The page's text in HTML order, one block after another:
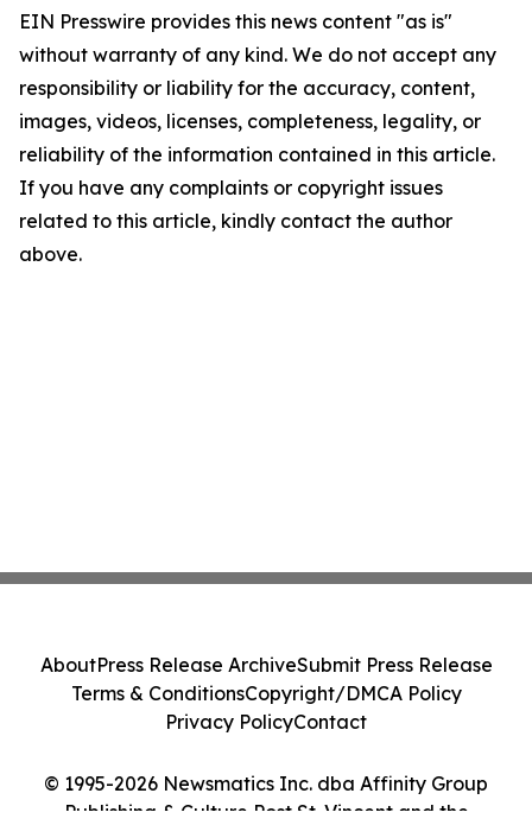
EIN Presswire provides this news content "as is"
without warranty of any kind. We do not accept any
responsibility or liability for the accuracy, content,
images, videos, licenses, completeness, legality, or
reliability of the information contained in this article.
If you have any complaints or copyright issues
related to this article, kindly contact the author
above.
© 1995-2026 Newsmatics Inc. dba Affinity Group
Publishing & Culture Post St. Vincent and the
AboutPress Release ArchiveSubmit Press Release
Terms & ConditionsCopyright/DMCA Policy
Privacy PolicyContact